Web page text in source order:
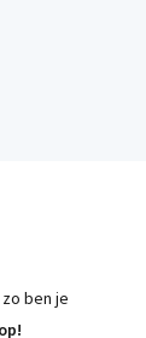
ben je